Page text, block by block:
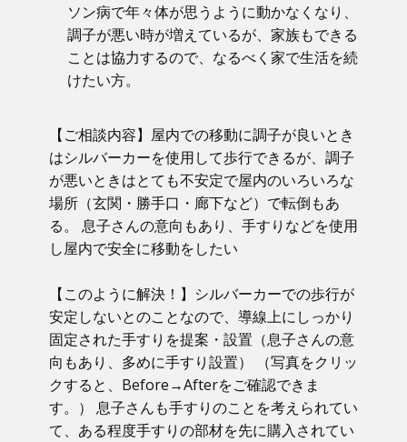
ソン病で年々体が思うように動かなくなり、
調子が悪い時が増えているが、家族もできる
ことは協力するので、なるべく家で生活を続
けたい方。
【ご相談内容】​屋内での移動に調子が良いとき
はシルバーカーを使用して歩行できるが、調子
が悪いときはとても不安定で屋内のいろいろな
場所（玄関・勝手口・廊下など）で転倒もあ
る。 息子さんの意向もあり、手すりなどを使用
し屋内で安全に移動をしたい
【このように解決！】​シルバーカーでの歩行が
安定しないとのことなので、導線上にしっかり
固定された手すりを提案・設置（息子さんの意
向もあり、多めに手すり設置） （写真をクリッ
クすると、Before→Afterをご確認できま
す。） ​息子さんも手すりのことを考えられてい
て、ある程度手すりの部材を先に購入されてい